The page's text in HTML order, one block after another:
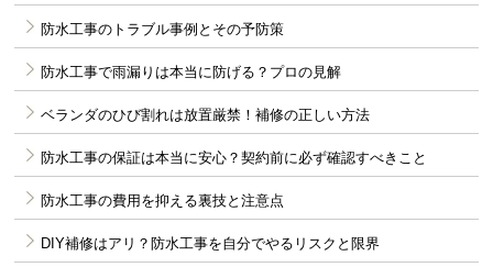
防水工事のトラブル事例とその予防策
防水工事で雨漏りは本当に防げる？プロの見解
ベランダのひび割れは放置厳禁！補修の正しい方法
防水工事の保証は本当に安心？契約前に必ず確認すべきこと
防水工事の費用を抑える裏技と注意点
DIY補修はアリ？防水工事を自分でやるリスクと限界